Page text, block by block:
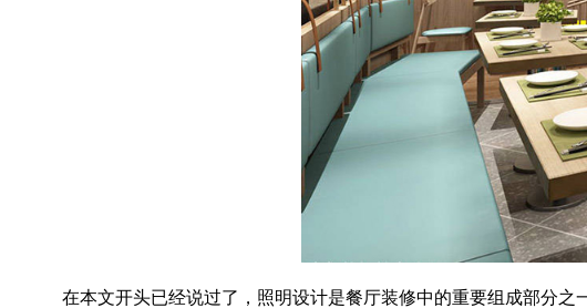
在本文开头已经说过了，照明设计是餐厅装修中的重要组成部分